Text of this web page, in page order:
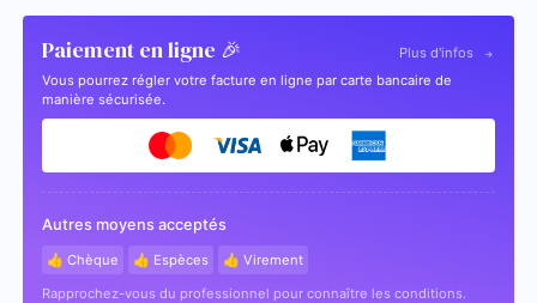
Paiement en ligne 🎉
Plus d'infos
Vous pourrez régler votre facture en ligne par carte bancaire de
manière sécurisée.
Autres moyens acceptés
👍 Chèque 👍 Espèces
👍 Virement
Rapprochez-vous du professionnel pour connaître les conditions.